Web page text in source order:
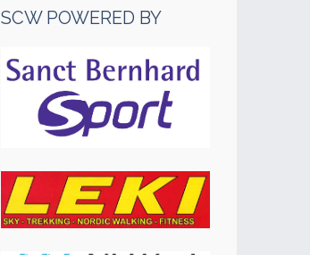
SCW POWERED BY